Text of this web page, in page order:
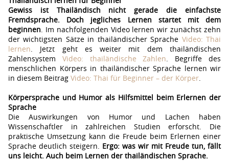
Gewiss ist Thailändisch nicht gerade die einfachste
Fremdsprache. Doch jegliches Lernen startet mit dem
beginnen . Im nachfolgenden Video lernen wir zunächst zehn
der wichtigsten Sätze in thailändischer Sprache Video: Thai
lernen . Jetzt geht es weiter mit dem thailändischen
Zahlensystem Video: thailändische Zahlen . Begriffe des
menschlichen Körpers in thailändischer Sprache lernen wir
in diesem Beitrag Video: Thai für Beginner – der Körper
Körpersprache und Humor als Hilfsmittel beim Erlernen der
Sprache
Die Auswirkungen von Humor und Lachen haben
Wissenschaftler in zahlreichen Studien erforscht. Die
praktische Umsetzung kann die Freude beim Erlernen einer
Sprache deutlich steigern. Ergo: was wir mit Freude tun, fällt
uns leicht. Auch beim Lernen der thailändischen Sprache.